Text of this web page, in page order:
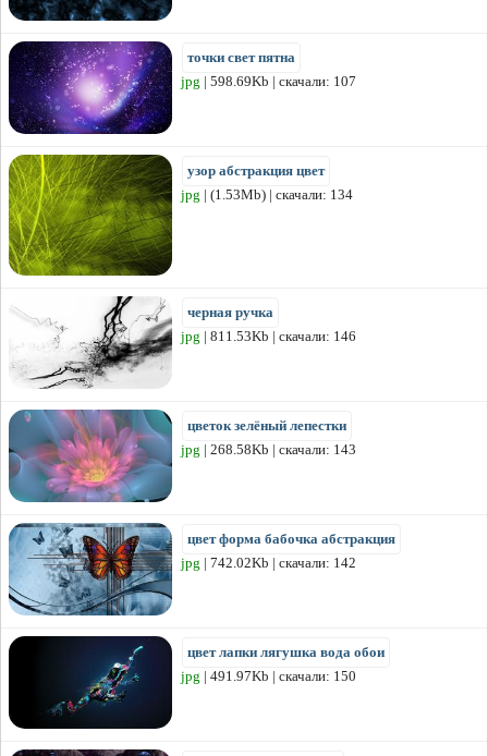
точки свет пятна
jpg | 598.69Kb | скачали: 107
узор абстракция цвет
jpg | (1.53Mb) | скачали: 134
черная ручка
jpg | 811.53Kb | скачали: 146
цветок зелёный лепестки
jpg | 268.58Kb | скачали: 143
цвет форма бабочка абстракция
jpg | 742.02Kb | скачали: 142
цвет лапки лягушка вода обои
jpg | 491.97Kb | скачали: 150